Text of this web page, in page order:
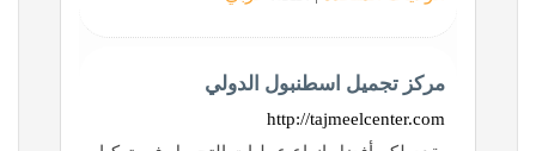
مركز تجميل اسطنبول الدولي
http://tajmeelcenter.com